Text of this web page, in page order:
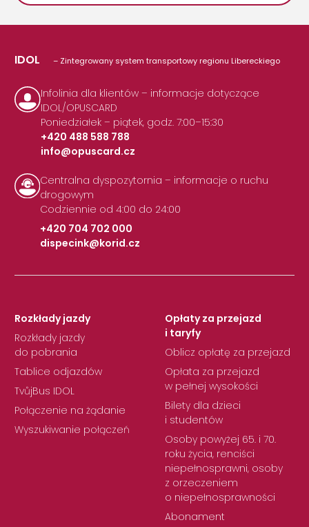
IDOL – Zintegrowany system transportowy regionu Libereckiego
Infolinia dla klientów – informacje dotyczące
IDOL/OPUSCARD
Poniedziałek – piątek, godz. 7:00–15:30
+420 488 588 788
|
info@opuscard.cz
Centralna dyspozytornia – informacje o ruchu
drogowym
Codziennie od 4:00 do 24:00
+420 704 702 000
|
dispecink@korid.cz
Rozkłady jazdy
Rozkłady jazdy
do pobrania
Tablice odjazdów
TvůjBus IDOL
Połączenie na żądanie
Wyszukiwanie połączeń
Opłaty za przejazd
i taryfy
Oblicz opłatę za przejazd
Opłata za przejazd
w pełnej wysokości
Bilety dla dzieci
i studentów
Osoby powyżej 65. i 70.
roku życia, renciści
niepełnosprawni, osoby
z orzeczeniem
o niepełnosprawności
Abonament